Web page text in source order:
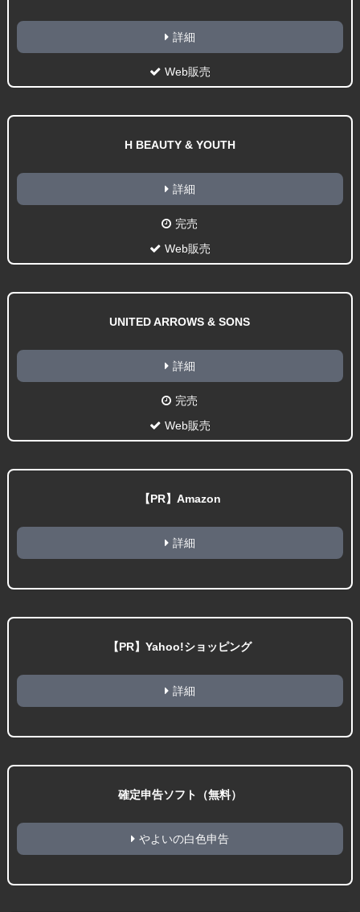
詳細
Web販売
H BEAUTY & YOUTH
詳細
完売
Web販売
UNITED ARROWS & SONS
詳細
完売
Web販売
【PR】Amazon
詳細
【PR】Yahoo!ショッピング
詳細
確定申告ソフト（無料）
やよいの白色申告